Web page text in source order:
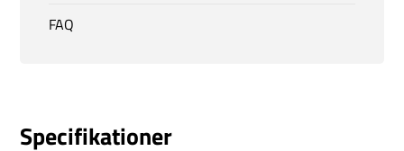
FAQ
Specifikationer